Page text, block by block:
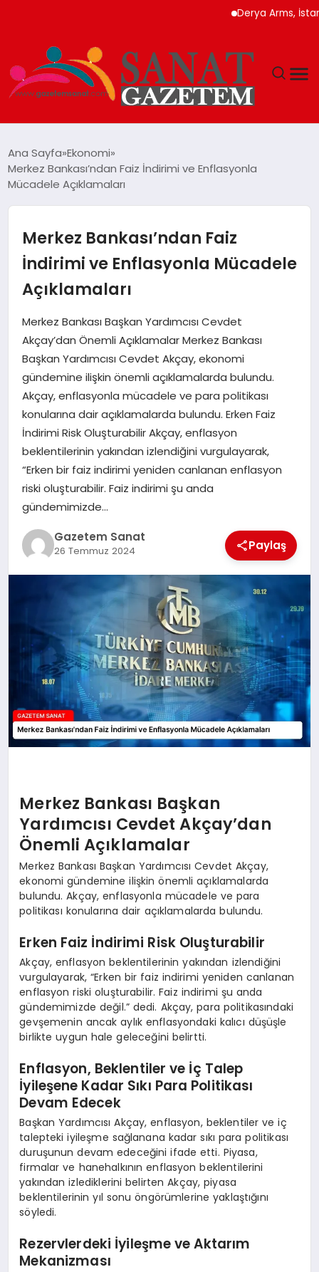
Derya Arms, İstanbul
TEKNOLOJI
SPOR
YAŞAM
EKONOMI
SAĞLIK
DÜNYA
EĞITIM
Ana Sayfa Ekonomi
Merkez Bankası’ndan Faiz İndirimi ve Enflasyonla
Mücadele Açıklamaları
Merkez Bankası’ndan Faiz
İndirimi ve Enflasyonla Mücadele
Açıklamaları
Merkez Bankası Başkan Yardımcısı Cevdet
Akçay’dan Önemli Açıklamalar Merkez Bankası
Başkan Yardımcısı Cevdet Akçay, ekonomi
gündemine ilişkin önemli açıklamalarda bulundu.
Akçay, enflasyonla mücadele ve para politikası
konularına dair açıklamalarda bulundu. Erken Faiz
İndirimi Risk Oluşturabilir Akçay, enflasyon
beklentilerinin yakından izlendiğini vurgulayarak,
“Erken bir faiz indirimi yeniden canlanan enflasyon
riski oluşturabilir. Faiz indirimi şu anda
gündemimizde…
Gazetem Sanat
26 Temmuz 2024 Paylaş
Merkez Bankası Başkan
Yardımcısı Cevdet Akçay’dan
Önemli Açıklamalar
Merkez Bankası Başkan Yardımcısı Cevdet Akçay,
ekonomi gündemine ilişkin önemli açıklamalarda
bulundu. Akçay, enflasyonla mücadele ve para
politikası konularına dair açıklamalarda bulundu.
Erken Faiz İndirimi Risk Oluşturabilir
Akçay, enflasyon beklentilerinin yakından izlendiğini
vurgulayarak, “Erken bir faiz indirimi yeniden canlanan
enflasyon riski oluşturabilir. Faiz indirimi şu anda
gündemimizde değil.” dedi. Akçay, para politikasındaki
gevşemenin ancak aylık enflasyondaki kalıcı düşüşle
birlikte uygun hale geleceğini belirtti.
Enflasyon, Beklentiler ve İç Talep
İyileşene Kadar Sıkı Para Politikası
Devam Edecek
Başkan Yardımcısı Akçay, enflasyon, beklentiler ve iç
talepteki iyileşme sağlanana kadar sıkı para politikası
duruşunun devam edeceğini ifade etti. Piyasa,
firmalar ve hanehalkının enflasyon beklentilerini
yakından izlediklerini belirten Akçay, piyasa
beklentilerinin yıl sonu öngörümlerine yaklaştığını
söyledi.
Rezervlerdeki İyileşme ve Aktarım
Mekanizması